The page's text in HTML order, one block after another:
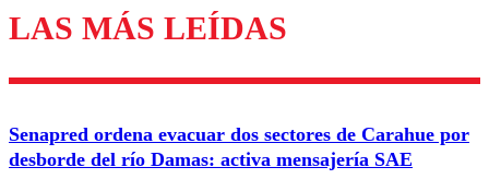
Enviar comentario
LAS MÁS LEÍDAS
Senapred ordena evacuar dos sectores de Carahue por
desborde del río Damas: activa mensajería SAE